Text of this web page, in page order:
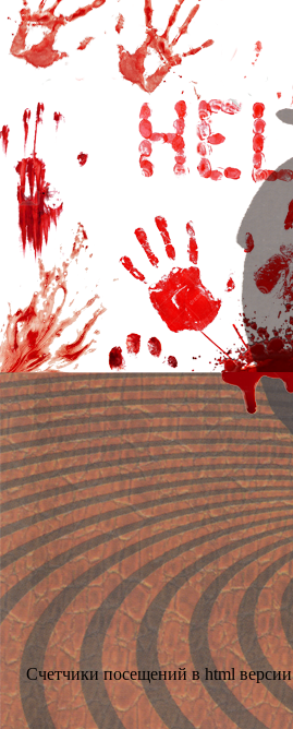
Счетчики посещений в html версии